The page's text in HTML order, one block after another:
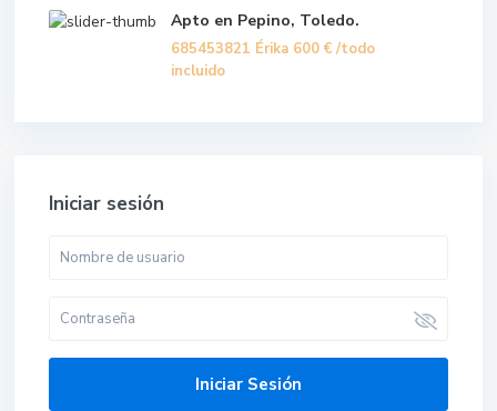
Apto en Pepino, Toledo.
685453821 Érika 600 € /todo
incluido
Iniciar sesión
Iniciar Sesión